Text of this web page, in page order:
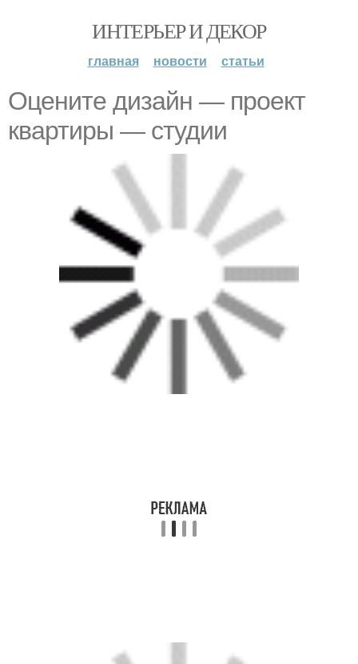
ИНТЕРЬЕР И ДЕКОР
главная новости статьи
Оцените дизайн — проект
квартиры — студии